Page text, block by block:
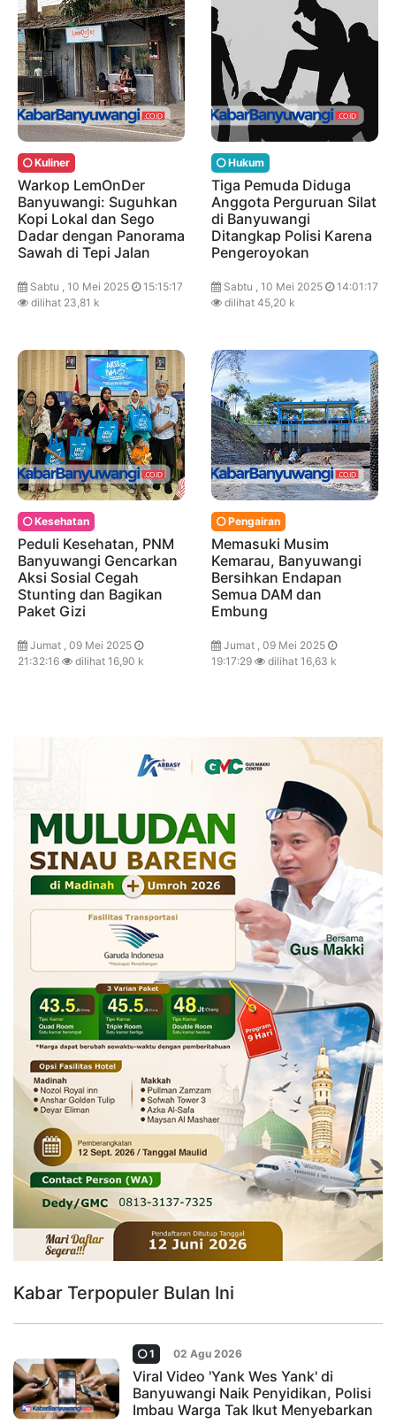
Kuliner
Warkop LemOnDer
Banyuwangi: Suguhkan
Kopi Lokal dan Sego
Dadar dengan Panorama
Sawah di Tepi Jalan
Sabtu , 10 Mei 2025
15:15:17
dilihat 23,81 k
Hukum
Tiga Pemuda Diduga
Anggota Perguruan Silat
di Banyuwangi
Ditangkap Polisi Karena
Pengeroyokan
Sabtu , 10 Mei 2025
14:01:17
dilihat 45,20 k
Kesehatan
Peduli Kesehatan, PNM
Banyuwangi Gencarkan
Aksi Sosial Cegah
Stunting dan Bagikan
Paket Gizi
Jumat , 09 Mei 2025
21:32:16
dilihat 16,90 k
Pengairan
Memasuki Musim
Kemarau, Banyuwangi
Bersihkan Endapan
Semua DAM dan
Embung
Jumat , 09 Mei 2025
19:17:29
dilihat 16,63 k
Kabar Terpopuler Bulan Ini
1 02 Agu 2026
Viral Video 'Yank Wes Yank' di
Banyuwangi Naik Penyidikan, Polisi
Imbau Warga Tak Ikut Menyebarkan